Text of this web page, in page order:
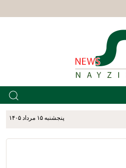
پنجشنبه ۱۵ مرداد ۱۴۰۵